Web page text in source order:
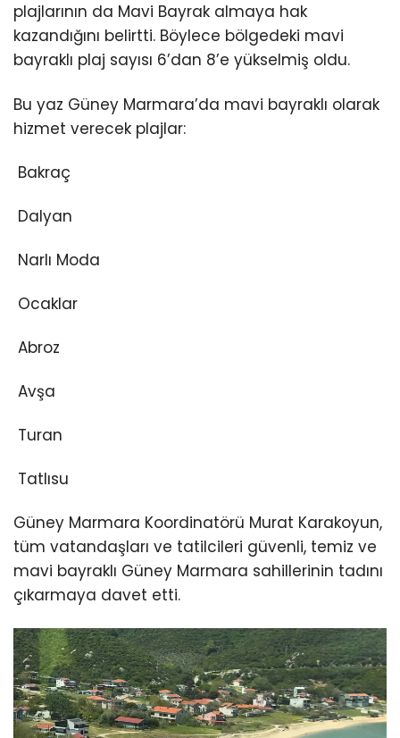
plajlarının da Mavi Bayrak almaya hak
kazandığını belirtti. Böylece bölgedeki mavi
bayraklı plaj sayısı 6’dan 8’e yükselmiş oldu.
Bu yaz Güney Marmara’da mavi bayraklı olarak
hizmet verecek plajlar:
Bakraç
Dalyan
Narlı Moda
Ocaklar
Abroz
Avşa
Turan
Tatlısu
Güney Marmara Koordinatörü Murat Karakoyun,
tüm vatandaşları ve tatilcileri güvenli, temiz ve
mavi bayraklı Güney Marmara sahillerinin tadını
çıkarmaya davet etti.